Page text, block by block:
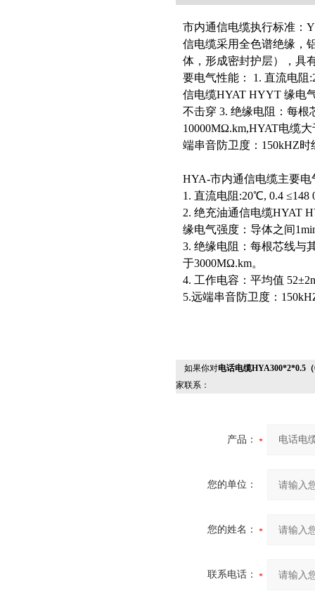
市内通信电缆执行标准：
信电缆采用全色谱绝缘，
体，形成密封护层），具
要电气性能： 1. 直流电阻
信电缆HYAT HYYT 缘电
不击穿 3. 绝缘电阻：每
10000MΩ.km,HYAT电缆
端串音防卫度：150kHZ
HYA-市内通信电缆主要电
1. 直流电阻:20℃, 0.4 ≤148
2. 绝充油通信电缆HYAT
缘电气强度：导体之间
3. 绝缘电阻：每根芯线与
于3000MΩ.km。
4. 工作电容：平均值
5.远端串音防卫度：
如果你对电话电缆HYA300*2*0.5
家联系：
产品：
您的单位：
您的姓名：
联系电话：